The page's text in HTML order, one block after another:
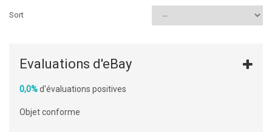
Sort
Evaluations d'eBay
0,0%d'évaluations positives
Objet conforme